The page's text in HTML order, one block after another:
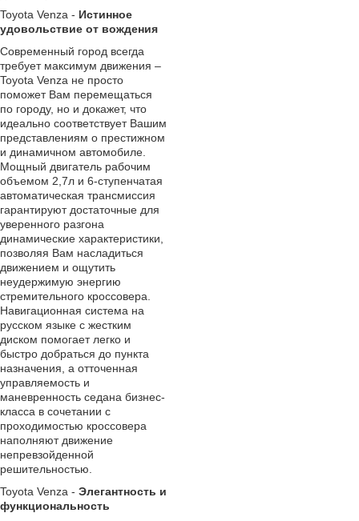
Toyota Venza - Истинное
удовольствие от вождения
Современный город всегда
требует максимум движения –
Toyota Venza не просто
поможет Вам перемещаться
по городу, но и докажет, что
идеально соответствует Вашим
представлениям о престижном
и динамичном автомобиле.
Мощный двигатель рабочим
объемом 2,7л и 6-ступенчатая
автоматическая трансмиссия
гарантируют достаточные для
уверенного разгона
динамические характеристики,
позволяя Вам насладиться
движением и ощутить
неудержимую энергию
стремительного кроссовера.
Навигационная система на
русском языке с жестким
диском помогает легко и
быстро добраться до пункта
назначения, а отточенная
управляемость и
маневренность седана бизнес-
класса в сочетании с
проходимостью кроссовера
наполняют движение
непревзойденной
решительностью.
Toyota Venza - Элегантность и
функциональность